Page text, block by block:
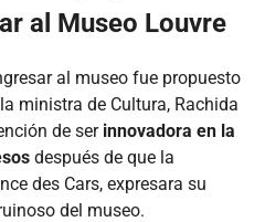
al Museo Louvre
al museo fue propuesto
ministra de Cultura, Rachida
de ser innovadora en la
después de que la
des Cars, expresara su
del museo.